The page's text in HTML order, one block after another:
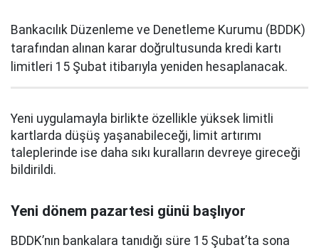
Bankacılık Düzenleme ve Denetleme Kurumu (BDDK)
tarafından alınan karar doğrultusunda kredi kartı
limitleri 15 Şubat itibarıyla yeniden hesaplanacak.
Yeni uygulamayla birlikte özellikle yüksek limitli
kartlarda düşüş yaşanabileceği, limit artırımı
taleplerinde ise daha sıkı kuralların devreye gireceği
bildirildi.
Yeni dönem pazartesi günü başlıyor
BDDK’nın bankalara tanıdığı süre 15 Şubat’ta sona